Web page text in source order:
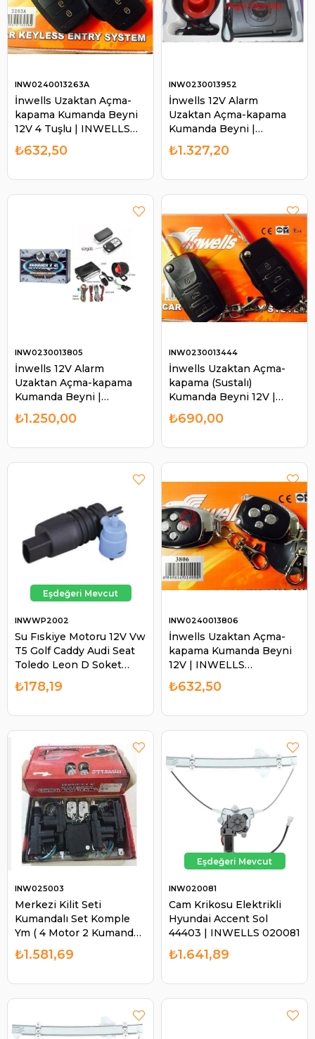
İnwells Uzaktan Açma-
kapama Kumanda Beyni
12V 4 Tuşlu | INWELLS
0240013263A
INW0240013263A
₺632,50
İnwells 12V Alarm
Uzaktan Açma-kapama
Kumanda Beyni |
INWELLS 0230013952
INW0230013952
₺1.327,20
İnwells 12V Alarm
Uzaktan Açma-kapama
Kumanda Beyni |
INWELLS 0230013805
INW0230013805
₺1.250,00
İnwells Uzaktan Açma-
kapama (Sustalı)
Kumanda Beyni 12V |
INWELLS 0230013444
INW0230013444
₺690,00
Su Fıskiye Motoru 12V Vw
T5 Golf Caddy Audi Seat
Toledo Leon D Soket
WP2002 | INWELLS
WP2002
INWWP2002
₺178,19
İnwells Uzaktan Açma-
kapama Kumanda Beyni
12V | INWELLS
0240013806
INW0240013806
₺632,50
Merkezi Kilit Seti
Kumandalı Set Komple
Ym ( 4 Motor 2 Kumanda 1
Beyin Tesisat )
INW025003
INW025003
₺1.581,69
Cam Krikosu Elektrikli
Hyundai Accent Sol
44403 | INWELLS 020081
INW020081
₺1.641,89